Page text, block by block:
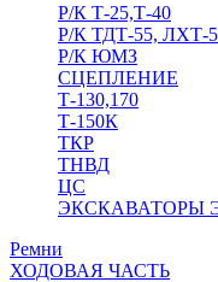
Р/К Т-25,Т-40
Р/К ТДТ-55, ЛХТ-
Р/К ЮМЗ
СЦЕПЛЕНИЕ
Т-130,170
Т-150К
ТКР
ТНВД
ЦС
ЭКСКАВАТОРЫ
Ремни
ХОДОВАЯ ЧАСТЬ